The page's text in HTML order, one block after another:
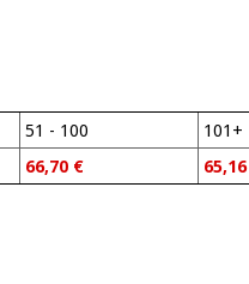
51 - 100
66,70 €
101+
65,16